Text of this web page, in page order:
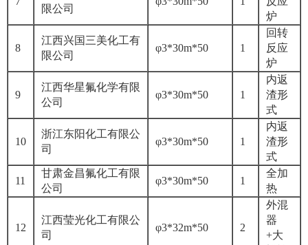
限公司
炉
8
江西兴国三美化工有
限公司
φ3*30m*50 1
回转
反应
炉
9
江西华星氟化学有限
公司
φ3*30m*50 1
内返
渣形
式
10
浙江东阳化工有限公
司
φ3*30m*50 1
内返
渣形
式
11
甘肃金昌氟化工有限
公司
φ3*30m*50 1
全加
热
12
江西莹光化工有限公
司
φ3*32m*50 2
外混
器
+大